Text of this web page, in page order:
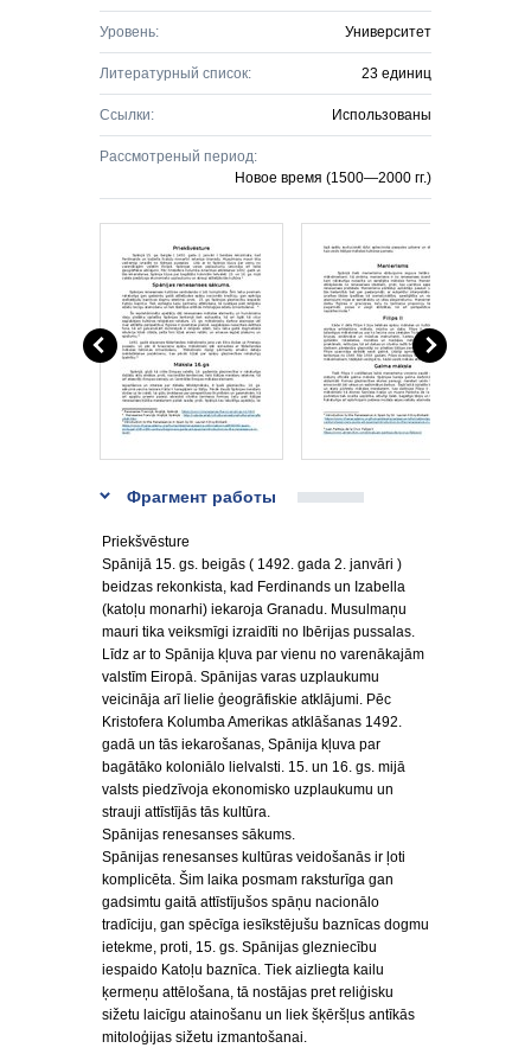
Уровень: Университет
Литературный список: 23 единиц
Ссылки: Использованы
Рассмотреный период:
Новое время (1500—2000 гг.)
Фрагмент работы
Priekšvēsture
Spānijā 15. gs. beigās ( 1492. gada 2. janvāri )
beidzas rekonkista, kad Ferdinands un Izabella
(katoļu monarhi) iekaroja Granadu. Musulmaņu
mauri tika veiksmīgi izraidīti no Ibērijas pussalas.
Līdz ar to Spānija kļuva par vienu no varenākajām
valstīm Eiropā. Spānijas varas uzplaukumu
veicināja arī lielie ģeogrāfiskie atklājumi. Pēc
Kristofera Kolumba Amerikas atklāšanas 1492.
gadā un tās iekarošanas, Spānija kļuva par
bagātāko koloniālo lielvalsti. 15. un 16. gs. mijā
valsts piedzīvoja ekonomisko uzplaukumu un
strauji attīstījās tās kultūra.
Spānijas renesanses sākums.
Spānijas renesanses kultūras veidošanās ir ļoti
komplicēta. Šim laika posmam raksturīga gan
gadsimtu gaitā attīstījušos spāņu nacionālo
tradīciju, gan spēcīga iesīkstējušu baznīcas dogmu
ietekme, proti, 15. gs. Spānijas glezniecību
iespaido Katoļu baznīca. Tiek aizliegta kailu
ķermeņu attēlošana, tā nostājas pret reliģisku
sižetu laicīgu atainošanu un liek šķēršļus antīkās
mitoloģijas sižetu izmantošanai.